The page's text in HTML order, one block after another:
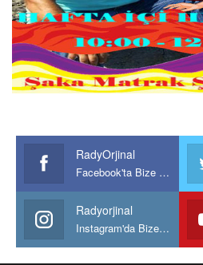
RadyOrjinal
Facebook'ta Bize Katılın
Radyorjinal
Instagram'da Bize katılın